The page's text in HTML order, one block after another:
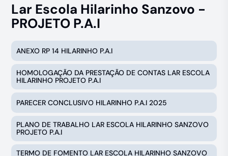
Lar Escola Hilarinho Sanzovo -
PROJETO P.A.I
ANEXO RP 14 HILARINHO P.A.I
HOMOLOGAÇÃO DA PRESTAÇÃO DE CONTAS LAR ESCOLA
HILARINHO PROJETO P.A.I
PARECER CONCLUSIVO HILARINHO P.A.I 2025
PLANO DE TRABALHO LAR ESCOLA HILARINHO SANZOVO
PROJETO P.A.I
TERMO DE FOMENTO LAR ESCOLA HILARINHO SANZOVO